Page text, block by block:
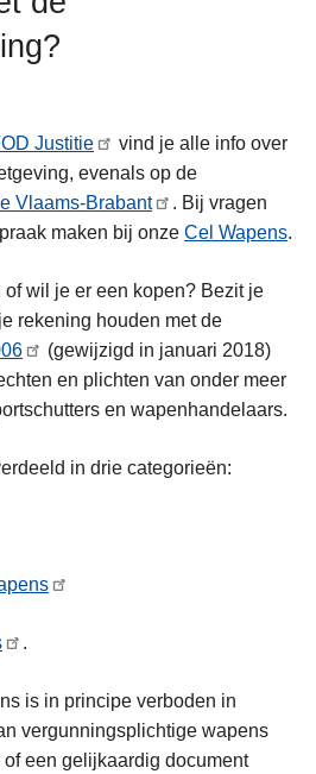
Justitie
vind je alle info over
evenals op de
Vlaams-Brabant
. Bij vragen
maken bij onze Cel Wapens.
wil je er een kopen? Bezit je
rekening houden met de
(gewijzigd in januari 2018)
en plichten van onder meer
en wapenhandelaars.
in drie categorieën:
.
is in principe verboden in
vergunningsplichtige wapens
een gelijkaardig document